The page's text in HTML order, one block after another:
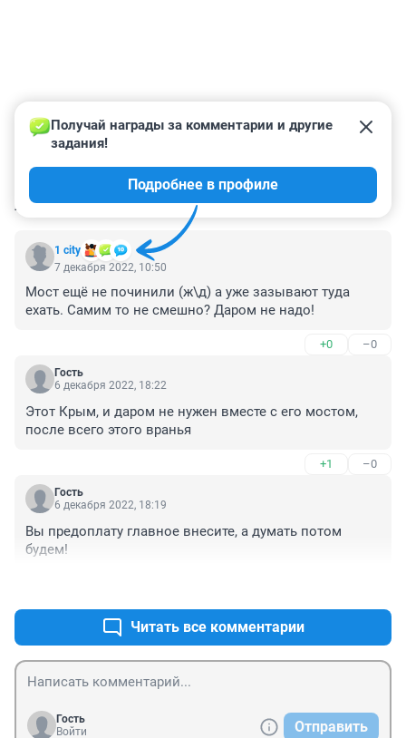
КОММЕНТАРИИ 65
1 city
Получай награды за комментарии и другие
задания!
Подробнее в профиле
7 декабря 2022, 10:50
Мост ещё не починили (ж\д) а уже зазывают туда
ехать. Самим то не смешно? Даром не надо!
+0 –0
Гость
6 декабря 2022, 18:22
Этот Крым, и даром не нужен вместе с его мостом,
после всего этого вранья
+1 –0
Гость
6 декабря 2022, 18:19
Вы предоплату главное внесите, а думать потом
будем!
Читать все комментарии
Гость
Войти
Отправить